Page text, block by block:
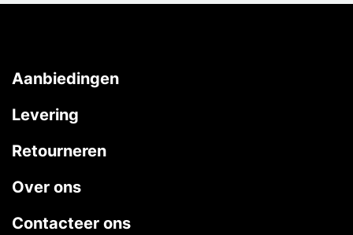
Aanbiedingen
Levering
Retourneren
Over ons
Contacteer ons